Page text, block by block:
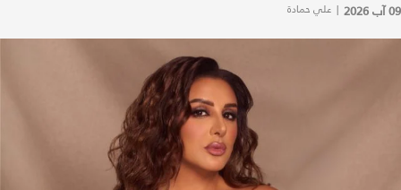
09 آب 2026 | علي حمادة